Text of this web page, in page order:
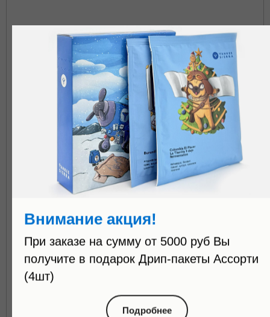
Внимание акция!
При заказе на сумму от 5000 руб Вы
получите в подарок Дрип-пакеты Ассорти
(4шт)
Подробнее